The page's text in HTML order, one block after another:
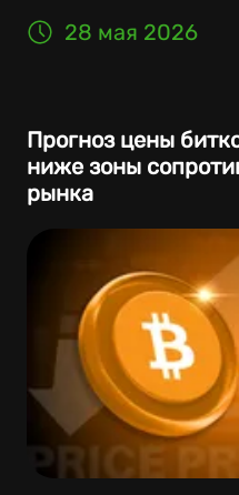
28 мая 2026
Прогноз цены
ниже зоны
рынка